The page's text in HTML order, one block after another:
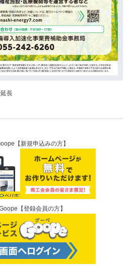
長
【新規申込みの方】
【登録会員の方】